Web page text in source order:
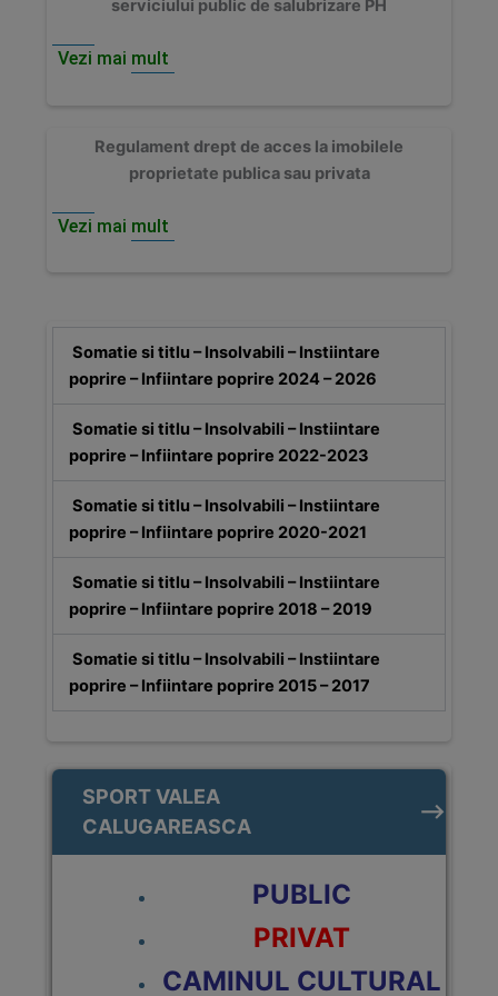
serviciului public de salubrizare PH
Vezi mai mult
Regulament drept de acces la imobilele
proprietate publica sau privata
Vezi mai mult
Somatie si titlu – Insolvabili – Instiintare
poprire – Infiintare poprire 2024 – 2026
Somatie si titlu – Insolvabili – Instiintare
poprire – Infiintare poprire 2022-2023
Somatie si titlu – Insolvabili – Instiintare
poprire – Infiintare poprire 2020-2021
Somatie si titlu – Insolvabili – Instiintare
poprire – Infiintare poprire 2018 – 2019
Somatie si titlu – Insolvabili – Instiintare
poprire – Infiintare poprire 2015 – 2017
SPORT VALEA
CALUGAREASCA
PUBLIC
PRIVAT
CAMINUL CULTURAL
copie cu numărul de înregistrare.
Documentele tehnice ale cadastrului afișate pentru
🕘 𝗣𝗿𝗼𝗴𝗿𝗮𝗺𝘂𝗹 𝗰𝘂 𝗽𝘂𝗯𝗹𝗶𝗰𝘂𝗹 -𝗰𝗼𝗺𝗶𝘀𝗶𝗲 𝗱𝗲
𝘀𝗼𝗹𝘂𝘁𝗶𝗼𝗻𝗮𝗿𝗲 𝗮 𝗰𝗲𝗿𝗲𝗿𝗶𝗹𝗼𝗿 𝗱𝗲 𝗿𝗲𝗰𝘁𝗶𝗳𝗶𝗰𝗮𝗿𝗲: 𝗟𝘂𝗻𝗶 –
𝗩𝗶𝗻𝗲𝗿𝗶 | 𝟬𝟵:𝟬𝟬 – 𝟭𝟱:𝟬𝟬
datelor înscrise în documentele tehnice contribuie la
finalizarea cu succes a procesului de înregistrare
cartea funciară.
𝗰𝗲𝘁𝗮𝘁𝗲𝗻𝗶, fiind realizată prin Programul Național de
Cadastru și Carte Funciară, cu scopul de a asigura
proprietarilor siguranță juridică asupra drepturilor
lor. Vă mulțumim pentru sprijin și colaborare!
#ValeaCalugareasca #CadastruGratuit
#CarteFunciara #PNCCF #ANCPI
DOCUMENTE TEHNICE CADASTRU
CERER DE RECTIFICARE CADASTRU
Proces verbal de publicare a Documentelor
tehnice ale cadastrului la nivelul UAT VALEA
This will close in35seconds